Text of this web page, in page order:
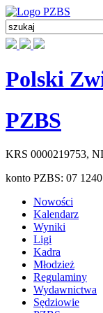
Polski
PZBS
KRS 0000219753,
konto PZBS: 07
Nowości
Kalendarz
Wyniki
Ligi
Kadra
Młodzież
Regulaminy
Wydawnictwa
Sędziowie